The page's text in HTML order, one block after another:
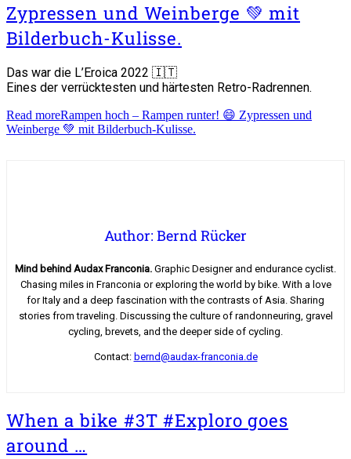
Zypressen und Weinberge 💚 mit
Bilderbuch-Kulisse.
Das war die L’Eroica 2022 🇮🇹
Eines der verrücktesten und härtesten Retro-Radrennen.
Read moreRampen hoch – Rampen runter! 😄 Zypressen und
Weinberge 💚 mit Bilderbuch-Kulisse.
Author: Bernd Rücker
Mind behind Audax Franconia. Graphic Designer and endurance cyclist.
Chasing miles in Franconia or exploring the world by bike. With a love
for Italy and a deep fascination with the contrasts of Asia. Sharing
stories from traveling. Discussing the culture of randonneuring, gravel
cycling, brevets, and the deeper side of cycling.
Contact: bernd@audax-franconia.de
When a bike #3T #Exploro goes
around …